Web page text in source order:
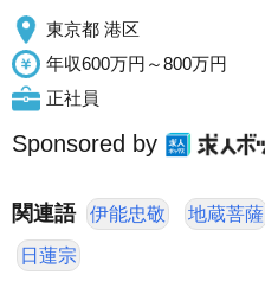
東京都 港区
年収600万円～800万円
正社員
Sponsored by
関連語 伊能忠敬 地蔵菩薩
日蓮宗